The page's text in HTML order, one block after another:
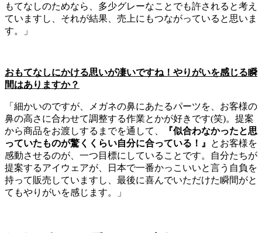
もてなしのためなら、多少グレーなことでも許されると考え
ていますし、それが結果、売上にもつながっていると思いま
す。」
おもてなしにかける思いが凄いですね！やりがいを感じる瞬
間はありますか？
「細かいのですが、メガネの鼻にあたるパーツを、お客様の
鼻の高さに合わせて調整する作業とかが好きです(笑)。提案
から商品をお渡しするまでを通して、
『似合わなかったと思
っていたものが驚くくらい自分に合っている！』
とお客様を
感動させるのが、一つ目標にしていることです。自分たちが
提案するアイウェアが、日本で一番かっこいいと言う自負を
持って販売していますし、最後に喜んでいただけた瞬間がと
てもやりがいを感じます。」